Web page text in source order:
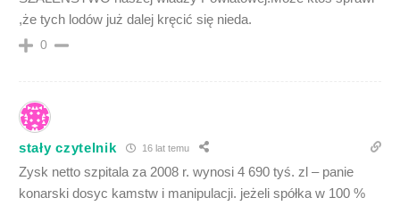
,że tych lodów już dalej kręcić się nieda.
0
stały czytelnik 16 lat temu
Zysk netto szpitala za 2008 r. wynosi 4 690 tyś. zl – panie
konarski dosyc kamstw i manipulacji. jeżeli spółka w 100 %